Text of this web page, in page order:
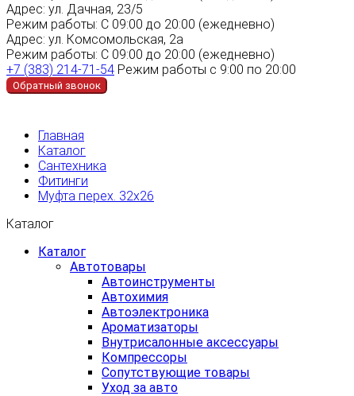
Адрес: ул. Дачная, 23/5
Режим работы: С 09:00 до 20:00 (ежедневно)
Адрес: ул. Комсомольская, 2а
Режим работы: С 09:00 до 20:00 (ежедневно)
+7 (383) 214-71-54 Режим работы с 9:00 по 20:00
Обратный звонок
Главная
Каталог
Сантехника
Фитинги
Муфта перех. 32х26
Каталог
Каталог
Автотовары
Автоинструменты
Автохимия
Автоэлектроника
Ароматизаторы
Внутрисалонные аксессуары
Компрессоры
Сопутствующие товары
Уход за авто